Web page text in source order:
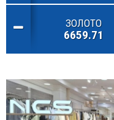
ЗОЛОТО
6659.71